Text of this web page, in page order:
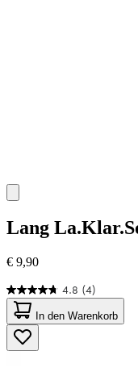
Lang
€ 9,90
4.8 (4)
4.8
von
5
Sternen.
4
In den Warenkorb